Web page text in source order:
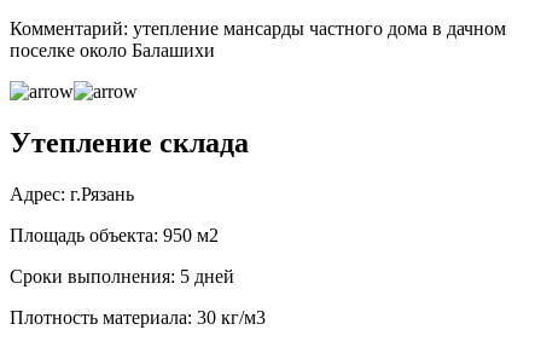
Комментарий: утепление мансарды частного дома в дачном
поселке около Балашихи
Утепление склада
Адрес: г.Рязань
Площадь объекта: 950 м2
Сроки выполнения: 5 дней
Плотность материала: 30 кг/м3